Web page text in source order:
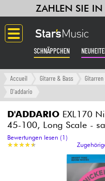
ZAHLEN SIE
SCHNÄPPCHEN
Langue
Verstärker & Effekte
Klaviere & Piano
Synths & samplers
Accueil Gitarre & Bass Gitarren
D'addario
D'ADDARIO EXL170
45-100, Long Scale -
★★★★★
★★★★★
Bewertungen lesen (1)